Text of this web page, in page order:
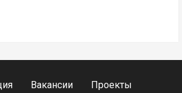
Вакансии
Проекты